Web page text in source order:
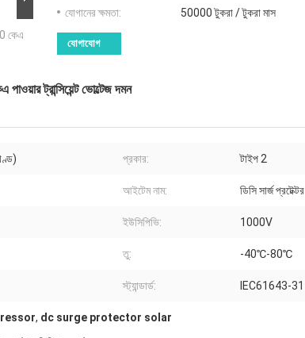
কেএ
যোগানের ক্ষমতা:
50000 টুকরা / টুকরা মাস
যোগাযোগ
ট্রান্সিয়েন্ট ভোল্টেজ দমন
প্রকার: টাইপ 2
আইটেম নাম: ডিসি সার্জ প্রটেক্টর
ইউসিপিভি: 1000V
তু: -40℃-80℃
স্ট্যান্ডার্ড: IEC61643-31
, dc surge protector solar